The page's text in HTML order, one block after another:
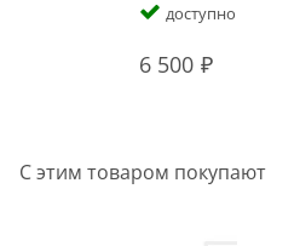
доступно
6 500
С этим товаром покупают